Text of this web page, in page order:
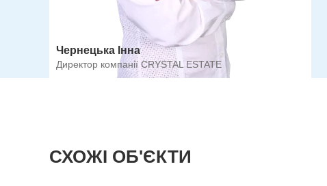
Чернецька Інна
Директор компанії CRYSTAL ESTATE
СХОЖІ ОБ'ЄКТИ